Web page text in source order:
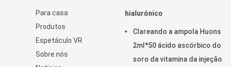
Para casa
Produtos
Espetáculo VR
Sobre nós
hialurónico
Clareando a ampola Huons
2ml*50 ácido ascórbico do
soro da vitamina da injeção